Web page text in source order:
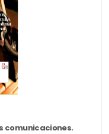
comunicaciones.